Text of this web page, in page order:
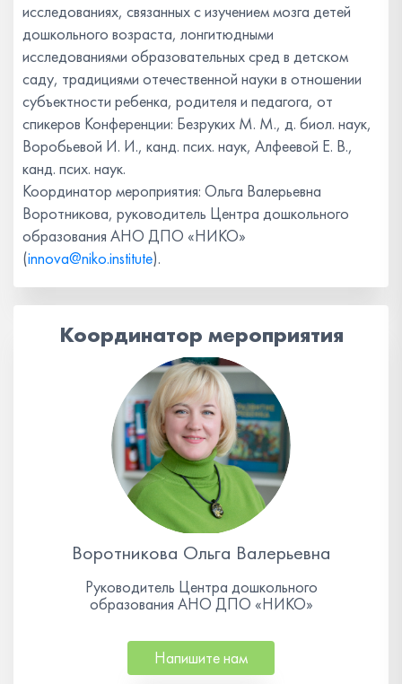
исследованиях, связанных с изучением мозга детей
дошкольного возраста, лонгитюдными
исследованиями образовательных сред в детском
саду, традициями отечественной науки в отношении
субъектности ребенка, родителя и педагога, от
спикеров Конференции: Безруких М. М., д. биол. наук,
Воробьевой И. И., канд. псих. наук, Алфеевой Е. В.,
канд. псих. наук.
Координатор мероприятия: Ольга Валерьевна
Воротникова, руководитель Центра дошкольного
образования АНО ДПО «НИКО»
(innova@niko.institute).
Координатор мероприятия
Воротникова Ольга Валерьевна
Руководитель Центра дошкольного
образования АНО ДПО «НИКО»
Напишите нам